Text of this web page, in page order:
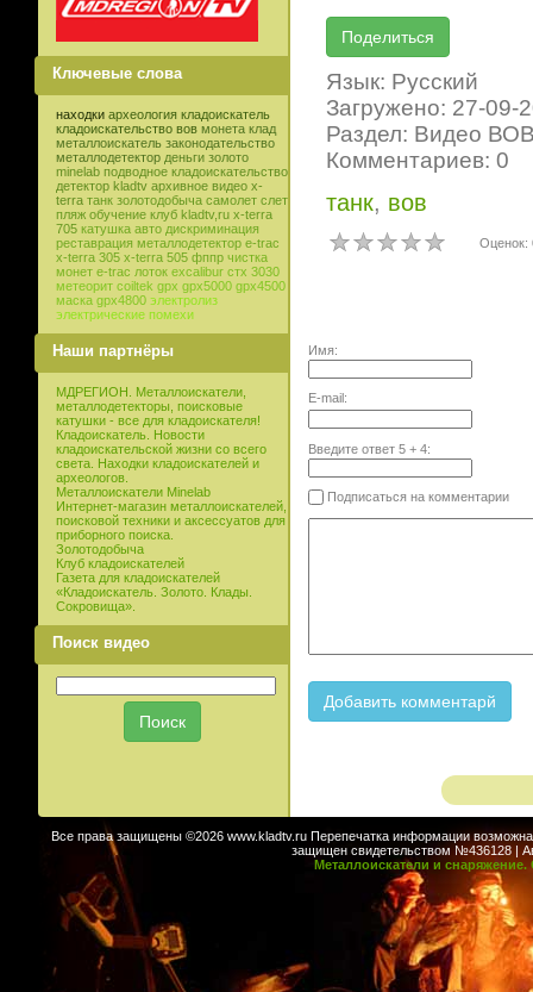
Ключевые слова
находки археология кладоискатель
кладоискательство вов монета клад
металлоискатель законодательство
металлодетектор деньги золото
minelab подводное кладоискательство
детектор kladtv архивное видео x-
terra танк золотодобыча самолет слет
пляж обучение клуб kladtv,ru x-terra
705 катушка авто дискриминация
реставрация металлодетектор e-trac
x-terra 305 x-terra 505 фппр чистка
монет e-trac лоток excalibur стх 3030
метеорит coiltek gpx gpx5000 gpx4500
маска gpx4800 электролиз
электрические помехи
Наши партнёры
МДРЕГИОН. Металлоискатели,
металлодетекторы, поисковые
катушки - все для кладоискателя!
Кладоискатель. Новости
кладоискательской жизни со всего
света. Находки кладоискателей и
археологов.
Металлоискатели Minelab
Интернет-магазин металлоискателей,
поисковой техники и аксессуатов для
приборного поиска.
Золотодобыча
Клуб кладоискателей
Газета для кладоискателей
«Кладоискатель. Золото. Клады.
Сокровища».
Поиск видео
Язык: Русский
Загружено: 27-09-
Раздел: Видео
Комментариев: 0
танк, вов
Оценок:
Имя:
E-mail:
Введите ответ 5+ 4:
Подписаться на комментарии
Все права защищены ©2026 www.kladtv.ru Перепечатка информации возможна
защищен свидетельством №436128 |
Металлоискатели и